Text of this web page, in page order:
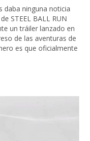
daba ninguna noticia
STEEL BALL RUN
un tráiler lanzado en
de las aventuras de
es que oficialmente